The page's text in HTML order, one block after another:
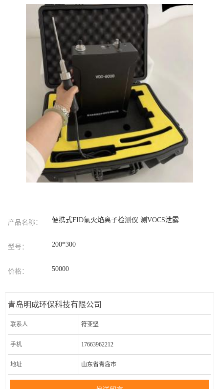
产品名称： 便携式FID氢火焰离子检测仪 测VOCS泄露
型号： 200*300
价格： 50000
青岛明成环保科技有限公司
联系人 符亚坚
手机 17663962212
地址 山东省青岛市